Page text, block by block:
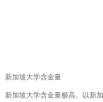
新加坡大学含金量
新加坡大学含金量极高。以新